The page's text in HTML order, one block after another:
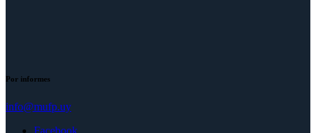
Por informes
info@mufp.uy
Facebook